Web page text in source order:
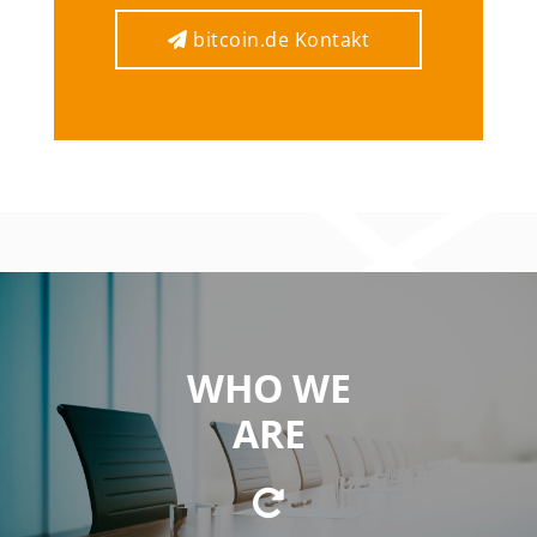
bitcoin.de Kontakt
bitcoin.de Kontakt
WHO WE
ARE
WE ARE
a private equity firm focused on investing in
innovative business concepts and technologies in the
fields of cryptocurrencies and blockchain technology.